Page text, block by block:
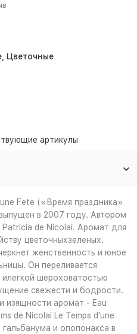
Цветочные
артикулы
Fete («Время праздника»
в 2007 году. Автором
de Nicolai. Аромат для
цветочныхзеленых.
женственность и юное
Он переливается
шероховатостью
свежести и бодрости.
изящности аромат - Eau
de Nicolai Le Temps d'une
и опопонакса в